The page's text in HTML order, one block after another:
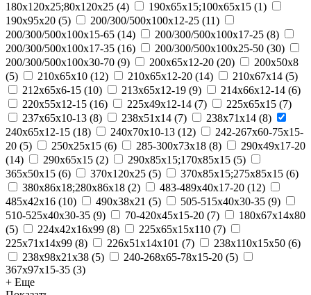
180х120х25;80х120х25 (4) 190х65х15;100х65х15 (1)
190х95х20 (5) 200/300/500x100x12-25 (11)
200/300/500x100x15-65 (14) 200/300/500x100x17-25 (8)
200/300/500x100x17-35 (16) 200/300/500x100x25-50 (30)
200/300/500x100x30-70 (9) 200x65x12-20 (20)
200х50х8
(5) 210x65x10 (12) 210x65x12-20 (14) 210х67х14 (5)
212x65x6-15 (10) 213x65x12-19 (9) 214x66x12-14 (6)
220x55x12-15 (16) 225x49x12-14 (7) 225х65х15 (7)
237x65x10-13 (8) 238х51х14 (7) 238х71х14 (8)
240x65x12-15 (18) 240x70x10-13 (12)
242-267x60-75x15-
20 (5) 250x25x15 (6) 285-300x73x18 (8)
290x49x17-20
(14) 290х65х15 (2) 290х85х15;170х85х15 (5)
365х50х15 (6) 370х120х25 (5) 370х85х15;275х85х15 (6)
380х86х18;280х86х18 (2) 483-489x40x17-20 (12)
485х42х16 (10) 490х38х21 (5) 505-515x40x30-35 (9)
510-525x40x30-35 (9) 70-420x45x15-20 (7)
180х67х14х80
(5) 224х42х16х99 (8) 225х65х15х110 (7)
225х71х14х99 (8) 226х51х14х101 (7) 238х110х15х50 (6)
238х98х21х38 (5) 240-268x65-78x15-20 (5)
367x97x15-35 (3)
+ Еще